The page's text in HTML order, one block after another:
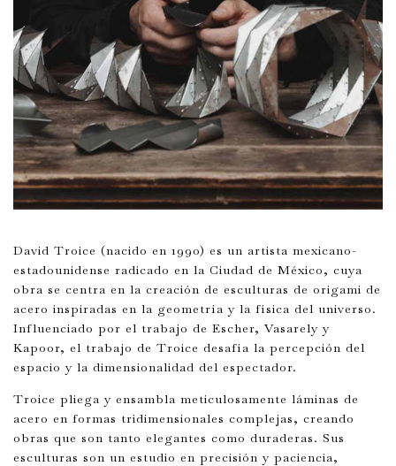
David Troice (nacido en 1990) es un artista mexicano-
estadounidense radicado en la Ciudad de México, cuya
obra se centra en la creación de esculturas de origami de
acero inspiradas en la geometría y la física del universo.
Influenciado por el trabajo de Escher, Vasarely y
Kapoor, el trabajo de Troice desafía la percepción del
espacio y la dimensionalidad del espectador.
Troice pliega y ensambla meticulosamente láminas de
acero en formas tridimensionales complejas, creando
obras que son tanto elegantes como duraderas. Sus
esculturas son un estudio en precisión y paciencia,